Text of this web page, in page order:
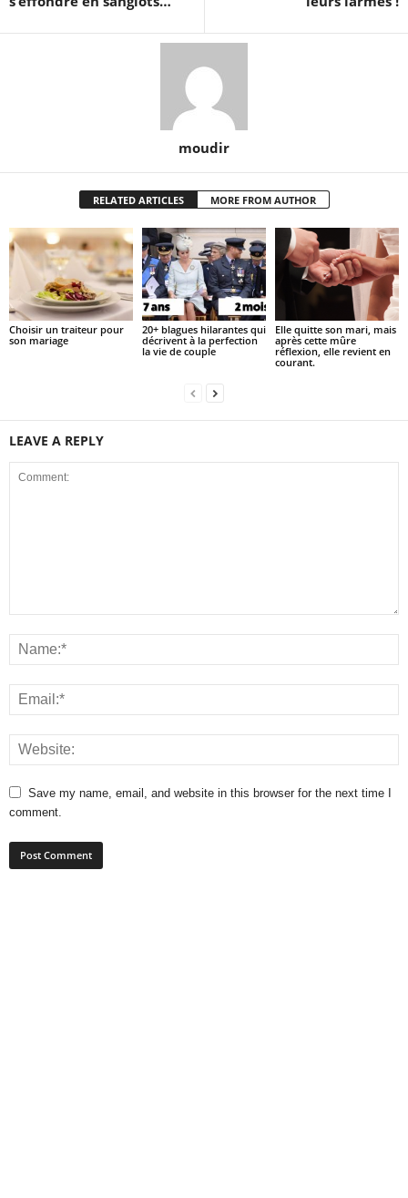
moudir
RELATED ARTICLES MORE FROM AUTHOR
Choisir un traiteur pour
son mariage
20+ blagues hilarantes qui
décrivent à la perfection
la vie de couple
Elle quitte son mari, mais
après cette mûre
réflexion, elle revient en
courant.
LEAVE A REPLY
Save my name, email, and website in this browser for the next time I
comment.